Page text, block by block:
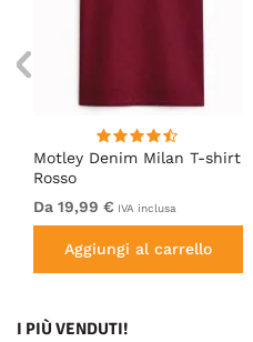
Motley Denim Milan T-shirt
Rosso
Da 19,99 € IVA inclusa
Aggiungi al carrello
I PIÙ VENDUTI!